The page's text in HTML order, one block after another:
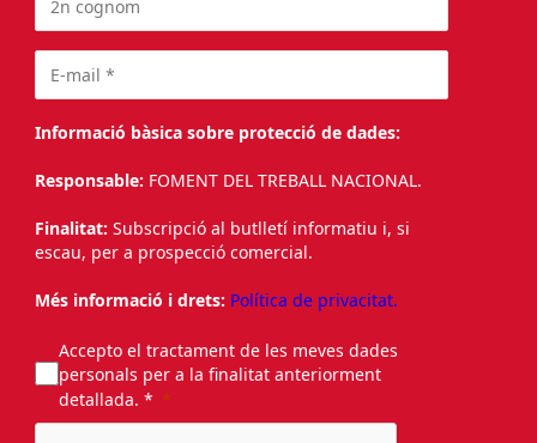
Informació bàsica sobre protecció de dades:
Responsable: FOMENT DEL TREBALL NACIONAL.
Finalitat: Subscripció al butlletí informatiu i, si
escau, per a prospecció comercial.
Més informació i drets: Política de privacitat.
Accepto el tractament de les meves dades
personals per a la finalitat anteriorment
detallada. *